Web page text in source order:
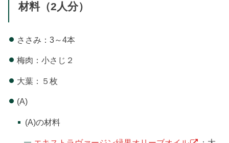
材料（2人分）
ささみ：3～4本
梅肉：小さじ２
大葉：５枚
(A)
(A)の材料